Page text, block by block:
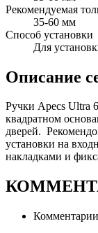
Рекомендуемая
35-60 мм
Способ установки
Для
Описание
Ручки Apecs Ultra
квадратном
дверей.
установки на
накладками и
Комментарии